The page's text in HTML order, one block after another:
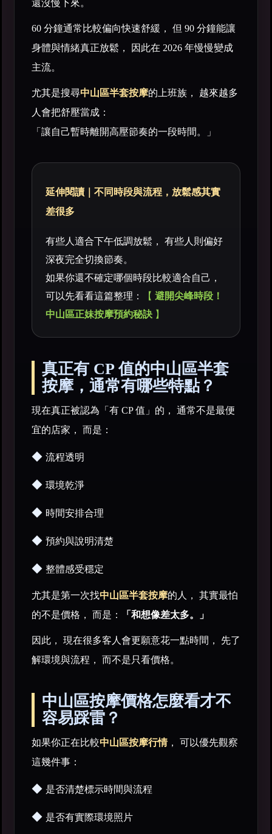
還沒慢下來。
60 分鐘通常比較偏向快速舒緩， 但 90 分鐘能讓
身體與情緒真正放鬆， 因此在 2026 年慢慢變成
主流。
尤其是搜尋中山區半套按摩的上班族， 越來越多
人會把舒壓當成：
「讓自己暫時離開高壓節奏的一段時間。」
延伸閱讀｜不同時段與流程，放鬆感其實
差很多
有些人適合下午低調放鬆， 有些人則偏好
深夜完全切換節奏。
如果你還不確定哪個時段比較適合自己，
可以先看看這篇整理：
【 避開尖峰時段！
中山區正妹按摩預約秘訣 】
真正有 CP 值的中山區半套
按摩，通常有哪些特點？
現在真正被認為「有 CP 值」的， 通常不是最便
宜的店家， 而是：
◆ 流程透明
◆ 環境乾淨
◆ 時間安排合理
◆ 預約與說明清楚
◆ 整體感受穩定
尤其是第一次找中山區半套按摩的人， 其實最怕
的不是價格， 而是：
「和想像差太多。」
因此， 現在很多客人會更願意花一點時間， 先了
解環境與流程， 而不是只看價格。
中山區按摩價格怎麼看才不
容易踩雷？
如果你正在比較中山區按摩行情， 可以優先觀察
這幾件事：
◆ 是否清楚標示時間與流程
◆ 是否有實際環境照片